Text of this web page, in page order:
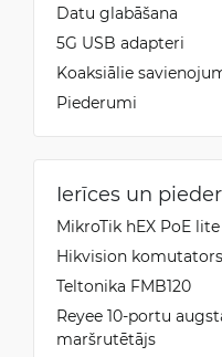
Datu glabāšana
5G USB adapteri
Koaksiālie
Piederumi
Ierīces un
MikroTik hEX PoE lite
Hikvision komutators
Teltonika FMB120
Reyee 10-portu
maršrutētājs